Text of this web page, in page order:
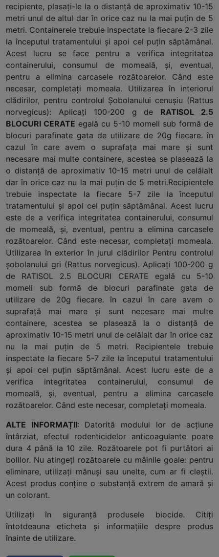
recipiente, plasaţi-le la o distanţă de aproximativ 10-15
metri unul de altul dar în orice caz nu la mai puţin de 5
metri. Containerele trebuie inspectate la fiecare 2-3 zile
la începutul tratamentului şi apoi cel puţin săptămânal.
Acest lucru se face pentru a verifica integritatea
containerului, consumul de momeală, şi, eventual,
pentru a elimina carcasele rozătoarelor. Când este
necesar, completaţi momeala. Utilizarea în interiorul
clădirilor, pentru controlul Şobolanului cenuşiu (Rattus
norvegicus): Aplicaţi 100-200 g de RATISOL 2.5
BLOCURI CERATE egală cu 5-10 momeli sub formă de
blocuri parafinate gata de utilizare de 20g fiecare. în
cazul în care avem o suprafaţa mai mare şi sunt
necesare mai multe containere, acestea se plasează la
o distanţă de aproximativ 10-15 metri unul de celălalt
dar în orice caz nu la mai puţin de 5 metri.Recipientele
trebuie inspectate la fiecare 5-7 zile la începutul
tratamentului şi apoi cel puţin săptămânal. Acest lucru
este de a verifica integritatea containerului, consumul
de momeală, şi, eventual, pentru a elimina carcasele
rozătoarelor. Când este necesar, completaţi momeala.
Utilizarea în exterior în jurul clădirilor Pentru controlul
şobolanului gri (Rattus norvegicus). Aplicaţi 100-200 g
de RATISOL 2.5 BLOCURI CERATE egală cu 5-10
momeli sub formă de blocuri parafinate gata de
utilizare de 20g fiecare. în cazul în care avem o
suprafaţă mai mare şi sunt necesare mai multe
containere, acestea se plasează la o distanţă de
aproximativ 10-15 metri unul de celălalt dar în orice caz
nu la mai puţin de 5 metri. Recipientele trebuie
inspectate la fiecare 5-7 zile la începutul tratamentului
şi apoi cel puţin săptămânal. Acest lucru este de a
verifica integritatea containerului, consumul de
momeală, şi, eventual, pentru a elimina carcasele
rozătoarelor. Când este necesar, completaţi momeala.
ALTE INFORMAȚII: Datorită modului lor de acțiune
întârziat, efectul rodenticidelor anticoagulante poate
dura 4 până la 10 zile. Rozătoarele pot fi purtători ai
bolilor. Nu atingeți rozătoarele cu mâinile goale: pentru
eliminare, utilizați mănuși sau unelte, cum ar fi cleștii.
Acest produs conține o substanță extrem de amară și
un colorant.
Utilizați în siguranță produsele biocide. Citiți
întotdeauna eticheta și informațiile despre produs
înainte de utilizare.